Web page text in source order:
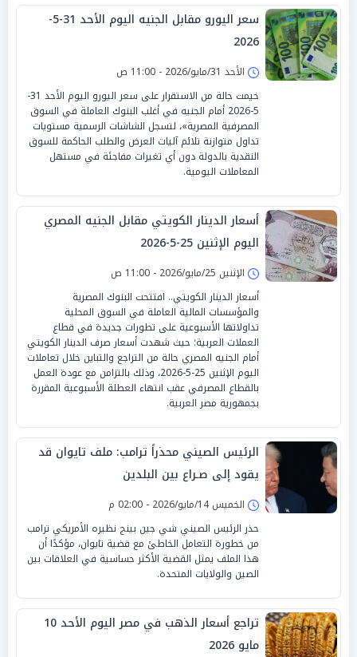
سعر اليورو مقابل الجنيه اليوم الأحد 31-5-
2026
الأحد 31/مايو/2026 - 11:00 ص
خيمت حالة من الاستقرار على سعر اليورو اليوم الأحد 31-
5-2026 أمام الجنيه في أغلب البنوك العاملة في السوق
المصرفية المصرية»، لتسجل الشاشات الرسمية مستويات
تداول متوازنة تلائم آليات العرض والطلب الحاكمة للسوق
النقدية بالدولة دون أي تغيرات مفاجئة في مستهل
المعاملات اليومية.
أسعار الدينار الكويتي مقابل الجنيه المصري
اليوم الإثنين 25-5-2026
الإثنين 25/مايو/2026 - 11:00 ص
أسعار الدينار الكويتي.. افتتحت البنوك المصرية
والمؤسسات المالية العاملة في السوق المحلية
تداولاتها الأسبوعية على تطورات جديدة في قطاع
العملات العربية؛ حيث شهدت أسعار صرف الدينار الكويتي
أمام الجنيه المصري حالة من التراجع والتباين خلال تعاملات
اليوم الإثنين 25-5-2026، وذلك بالتزامن مع عودة العمل
بالقطاع المصرفي عقب انتهاء العطلة الأسبوعية المقررة
بجمهورية مصر العربية.
الرئيس الصيني محذراً ترامب: ملف تايوان قد
يقود إلى صـراع بين البلدين
الخميس 14/مايو/2026 - 02:00 م
حذر الرئيس الصيني شي جين بينج نظيره الأمريكي ترامب
من خطورة التعامل الخاطئ مع قضية تايوان، مؤكدًا أن
هذا الملف يمثل القضية الأكثر حساسية في العلاقات بين
الصين والولايات المتحدة.
تراجع أسعار الذهب في مصر اليوم الأحد 10
مايو 2026